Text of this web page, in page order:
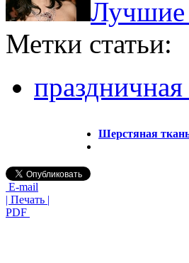
Лучшие
Метки статьи:
Шерстяная
E-mail
| Печать |
PDF